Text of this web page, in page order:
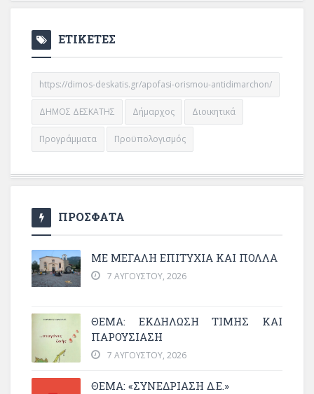
ΕΤΙΚΕΤΕΣ
https://dimos-deskatis.gr/apofasi-orismou-antidimarchon/
ΔΗΜΟΣ ΔΕΣΚΑΤΗΣ Δήμαρχος Διοικητικά
Προγράμματα Προϋπολογισμός
ΠΡΟΣΦΑΤΑ
ΜΕ ΜΕΓΆΛΗ ΕΠΙΤΥΧΊΑ ΚΑΙ ΠΟΛΛΆ
7 ΑΥΓΟΎΣΤΟΥ, 2026
ΘΈΜΑ: ΕΚΔΉΛΩΣΗ ΤΙΜΉΣ ΚΑΙ
ΠΑΡΟΥΣΊΑΣΗ
7 ΑΥΓΟΎΣΤΟΥ, 2026
ΘΕΜΑ: «ΣΥΝΕΔΡΊΑΣΗ Δ.Ε.»